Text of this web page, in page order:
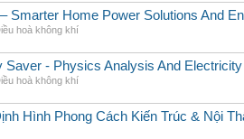
Smarter Home Power Solutions And
hoà không khí
Saver - Physics Analysis And
hoà không khí
Hình Phong Cách Kiến Trúc & Nội